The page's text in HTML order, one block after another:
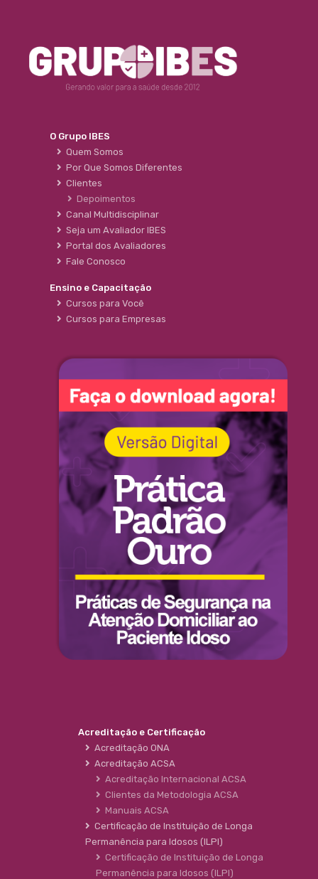
O Grupo IBES
Quem Somos
Por Que Somos Diferentes
Clientes
Depoimentos
Canal Multidisciplinar
Seja um Avaliador IBES
Portal dos Avaliadores
Fale Conosco
Ensino e Capacitação
Cursos para Você
Cursos para Empresas
Acreditação e Certificação
Acreditação ONA
Acreditação ACSA
Acreditação Internacional ACSA
Clientes da Metodologia ACSA
Manuais ACSA
Certificação de Instituição de Longa
Permanência para Idosos (ILPI)
Certificação de Instituição de Longa
Permanência para Idosos (ILPI)